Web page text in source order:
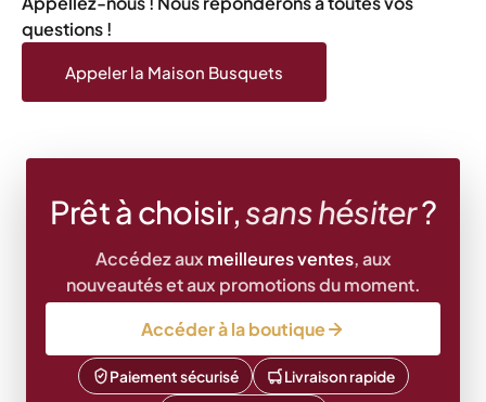
questions !
Appeler la Maison Busquets
48h. Appelez le 05 61 21 22 16.
Prêt à choisir,sans hésiter?
Accédez aux meilleures ventes, aux
nouveautés et aux promotions du moment.
Accéder à la boutique
Paiement sécurisé
Livraison rapide